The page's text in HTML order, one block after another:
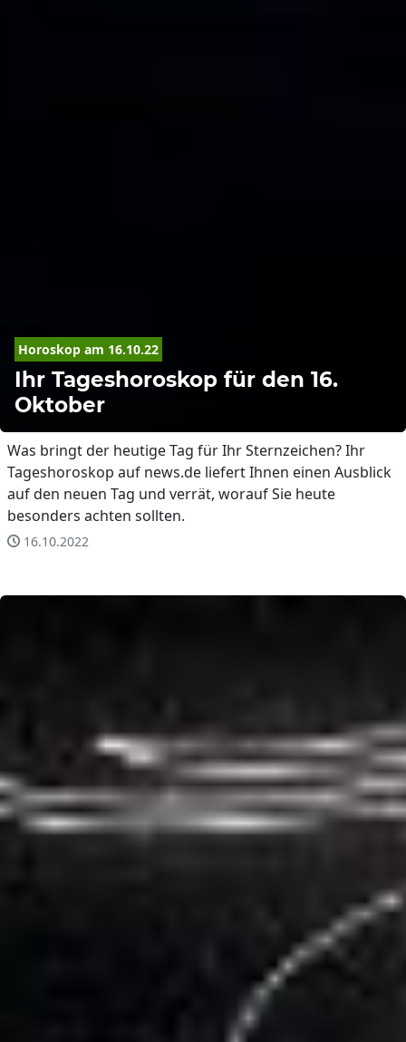
Horoskop am 16.10.22
Ihr Tageshoroskop für den 16.
Oktober
Was bringt der heutige Tag für Ihr Sternzeichen? Ihr
Tageshoroskop auf news.de liefert Ihnen einen Ausblick
auf den neuen Tag und verrät, worauf Sie heute
besonders achten sollten.
16.10.2022